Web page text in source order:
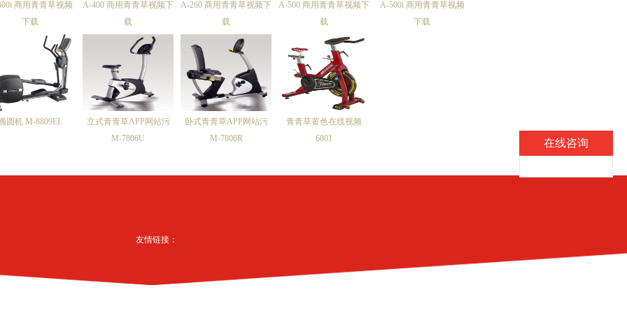
商用青青草视频
下载
A-400 商用青青草视频下
载
A-260 商用青青草视频下
载
A-500 商用青青草视频下
载
A-500i 商用青青草视频
下载
圆机 M-8809EL
立式青青草APP网站污
M-7806U
卧式青青草APP网站污
M-7806R
青青草黄色在线视频
6801
友情链接：
在线咨询